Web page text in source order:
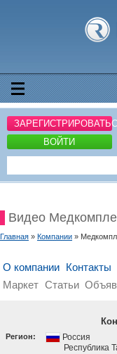
ВОЙТИ
Видео
Главная » Компании »
О компании Контакты
Маркет Статьи
Регион:
Россия
Республика